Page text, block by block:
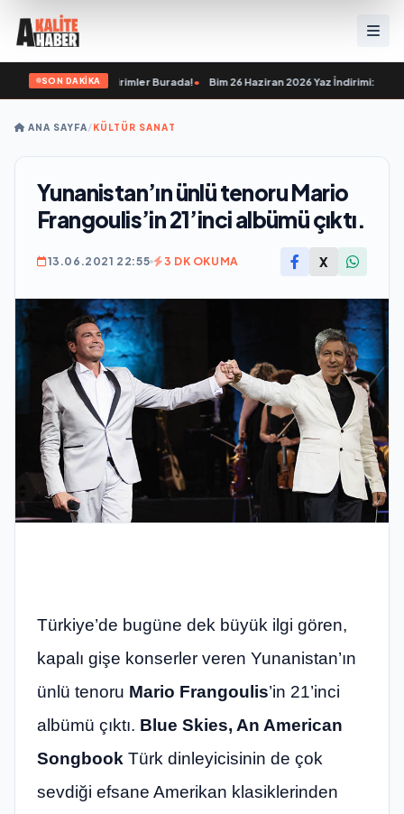
SON DAKİKA
İnanılmaz İndirimler Burada!• Bim 26 Haziran 2026 Yaz İndirimi:
ANA SAYFA/KÜLTÜR SANAT
Yunanistan’ın ünlü tenoru Mario
Frangoulis’in 21’inci albümü çıktı.
13.06.2021 22:55 3 DK OKUMA X
Türkiye’de bugüne dek büyük ilgi gören,
kapalı gişe konserler veren Yunanistan’ın
ünlü tenoru Mario Frangoulis’in 21’inci
albümü çıktı. Blue Skies, An American
Songbook Türk dinleyicisinin de çok
sevdiği efsane Amerikan klasiklerinden